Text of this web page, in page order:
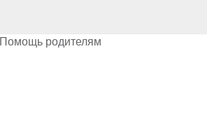
Помощь родителям